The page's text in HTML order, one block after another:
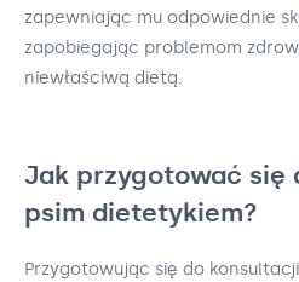
zapewniając mu odpowiednie
zapobiegając problemom
niewłaściwą dietą.
Jak przygotować się
psim dietetykiem?
Przygotowując się do